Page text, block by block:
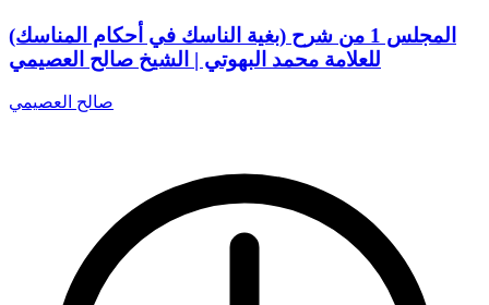
المجلس 1 من شرح (بغية الناسك في أحكام المناسك)
للعلامة محمد البهوتي | الشيخ صالح العصيمي
صالح العصيمي